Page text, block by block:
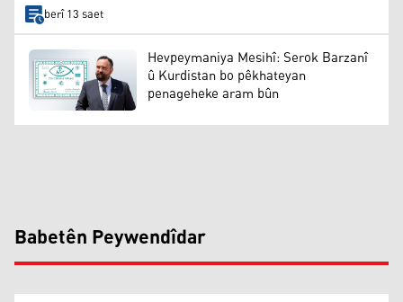
berî 13 saet
Hevpeymaniya Mesihî: Serok Barzanî
û Kurdistan bo pêkhateyan
penageheke aram bûn
Babetên Peywendîdar